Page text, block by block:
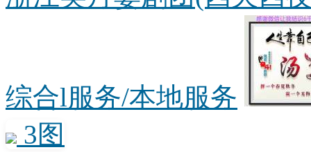
综合l服务/本地服务
3图